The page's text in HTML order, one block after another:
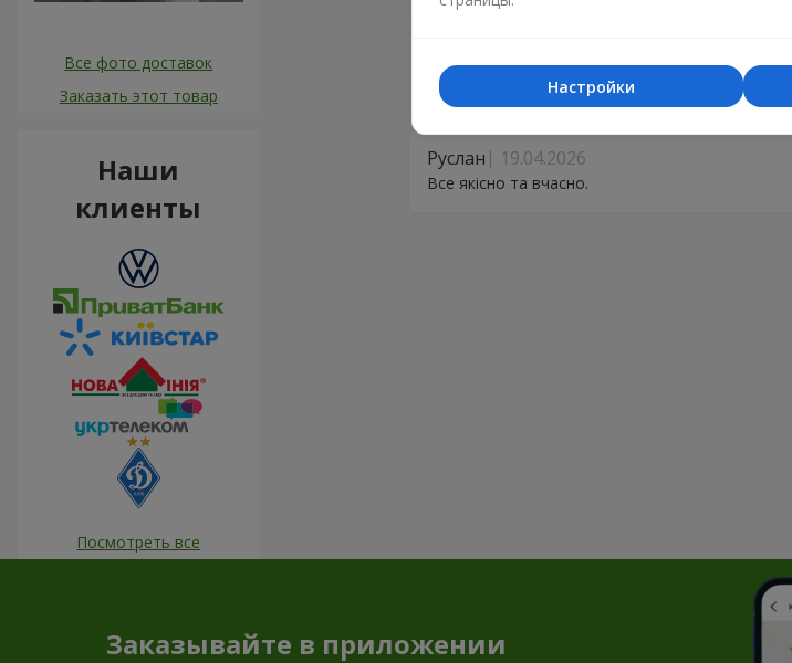
Володимир 28.05.2026
Доставка вчасно,квіти свіженькі.Дякую.
Руслан 19.04.2026
Все якісно та вчасно.
Все фото доставок
Заказать этот товар
Наши
клиенты
Посмотреть все
Заказывайте в приложении
Настройки